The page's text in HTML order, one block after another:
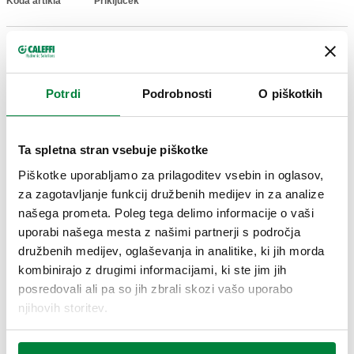
Potrdi Podrobnosti O piškotkih
Ta spletna stran vsebuje piškotke
Piškotke uporabljamo za prilagoditev vsebin in oglasov,
za zagotavljanje funkcij družbenih medijev in za analize
našega prometa. Poleg tega delimo informacije o vaši
uporabi našega mesta z našimi partnerji s področja
družbenih medijev, oglaševanja in analitike, ki jih morda
kombinirajo z drugimi informacijami, ki ste jim jih
posredovali ali pa so jih zbrali skozi vašo uporabo
njihovih storitev.
desno
2D risba
DWG PDF DXF
3D modeli
STP IGS
Prikaži Kopiraj